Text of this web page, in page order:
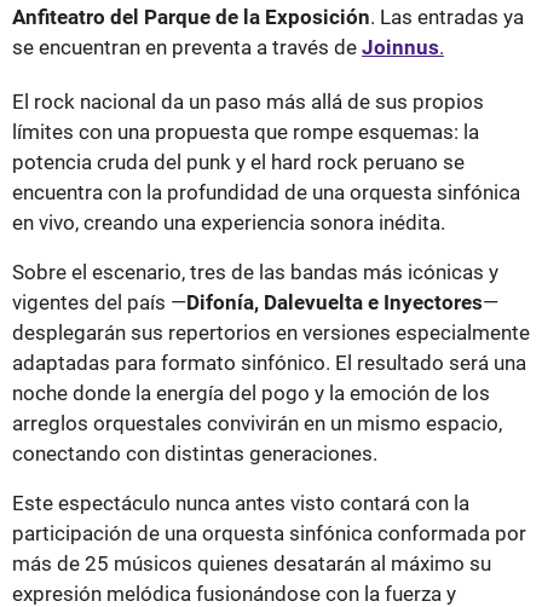
Anfiteatro del Parque de la Exposición. Las entradas ya
se encuentran en preventa a través de Joinnus.
El rock nacional da un paso más allá de sus propios
límites con una propuesta que rompe esquemas: la
potencia cruda del punk y el hard rock peruano se
encuentra con la profundidad de una orquesta sinfónica
en vivo, creando una experiencia sonora inédita.
Sobre el escenario, tres de las bandas más icónicas y
vigentes del país —Difonía, Dalevuelta e Inyectores—
desplegarán sus repertorios en versiones especialmente
adaptadas para formato sinfónico. El resultado será una
noche donde la energía del pogo y la emoción de los
arreglos orquestales convivirán en un mismo espacio,
conectando con distintas generaciones.
Este espectáculo nunca antes visto contará con la
participación de una orquesta sinfónica conformada por
más de 25 músicos quienes desatarán al máximo su
expresión melódica fusionándose con la fuerza y